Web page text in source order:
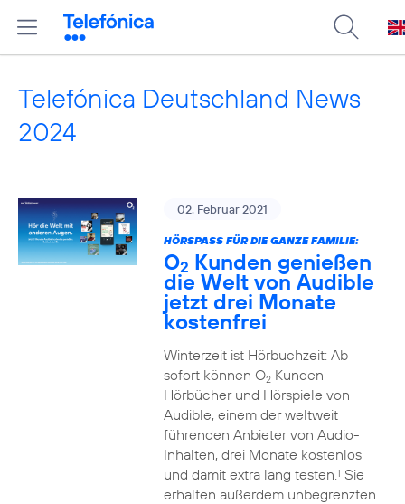
Telefónica Deutschland News
2024
02. Februar 2021
HÖRSPASS FÜR DIE GANZE FAMILIE:
O2 Kunden genießen
die Welt von Audible
jetzt drei Monate
kostenfrei
Winterzeit ist Hörbuchzeit: Ab
sofort können O2Kunden
Hörbücher und Hörspiele von
Audible, einem der weltweit
führenden Anbieter von Audio-
Inhalten, drei Monate kostenlos
und damit extra lang testen.1 Sie
erhalten außerdem unbegrenzten